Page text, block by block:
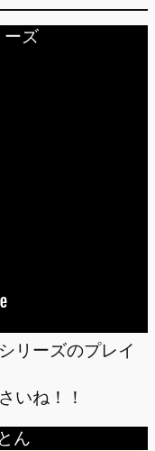
ーズ
リーズのプレイ
いね！！
ん